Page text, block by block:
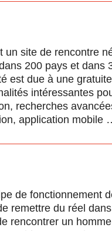
un site de rencontre
200 pays et dans
est due à une
intéressantes
recherches
application
de fonctionnement
remettre du réel
rencontrer un